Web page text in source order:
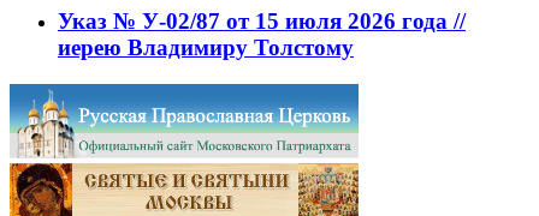
Указ № У-02/87 от 15 июля 2026 года //
иерею Владимиру Толстому